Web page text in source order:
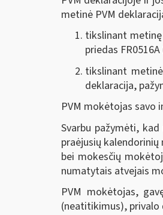
metinė PVM
tikslinant
priedas
tikslinant
deklaracija,
PVM mokėtojas savo
Svarbu pažymėti,
praėjusių
bei mokesčių
numatytais atvejais
PVM mokėtojas,
(neatitikimus),